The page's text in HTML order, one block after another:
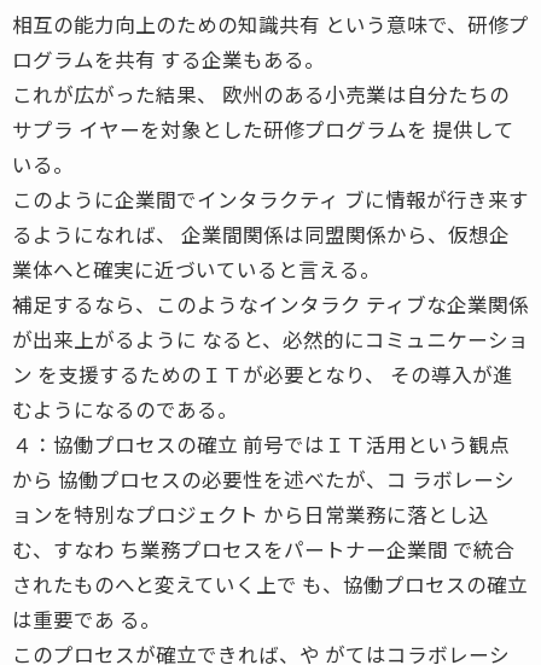
相互の能力向上のための知識共有 という意味で、研修プ
ログラムを共有 する企業もある。
これが広がった結果、 欧州のある小売業は自分たちの
サプラ イヤーを対象とした研修プログラムを 提供して
いる。
このように企業間でインタラクティ ブに情報が行き来す
るようになれば、 企業間関係は同盟関係から、仮想企
業体へと確実に近づいていると言える。
補足するなら、このようなインタラク ティブな企業関係
が出来上がるように なると、必然的にコミュニケーショ
ン を支援するためのＩＴが必要となり、 その導入が進
むようになるのである。
４：協働プロセスの確立 前号ではＩＴ活用という観点
から 協働プロセスの必要性を述べたが、コ ラボレーシ
ョンを特別なプロジェクト から日常業務に落とし込
む、すなわ ち業務プロセスをパートナー企業間 で統合
されたものへと変えていく上で も、協働プロセスの確立
は重要であ る。
このプロセスが確立できれば、や がてはコラボレーシ